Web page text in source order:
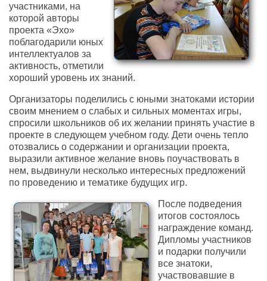
участниками, на
которой авторы
проекта «Эхо»
поблагодарили юных
интеллектуалов за
активность, отметили
хороший уровень их знаний.
Организаторы поделились с юными знатоками истории
своим мнением о слабых и сильных моментах игры,
спросили школьников об их желании принять участие в
проекте в следующем учебном году. Дети очень тепло
отозвались о содержании и организации проекта,
выразили активное желание вновь поучаствовать в
нем, выдвинули несколько интересных предложений
по проведению и тематике будущих игр.
После подведения
итогов состоялось
награждение команд.
Дипломы участников
и подарки получили
все знатоки,
участвовавшие в